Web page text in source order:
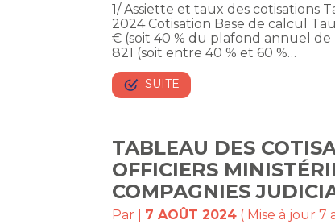
1/ Assiette et taux des cotisations
2024 Cotisation Base de calcul
€ (soit 40 % du plafond annuel de
821 (soit entre 40 % et 60 %…
SUITE
TABLEAU DES
OFFICIERS
COMPAGNIES
Par 7 AOÛT 2024 ( Mise à jour 7